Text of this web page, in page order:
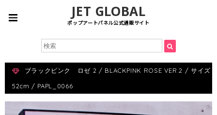
JET GLOBAL
ポップアートパネル公式通販サイト
ブラックピンク ロゼ 2 / BLACKPINK ROSE VER.2 / サイズ
52cm / PAPL_0066